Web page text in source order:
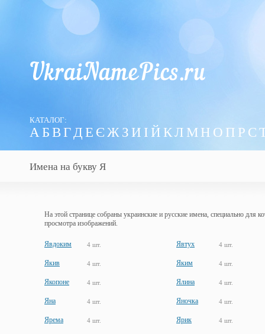
КАТАЛОГ:
АБ ВГД Е Є Ж З И І Й КЛ М Н О П Р С
Имена на букву Я
На этой странице собраны украинские и русские имена, специально
просмотра изображений.
Явдоким 4 шт. Явтух 4 шт.
Якив 4 шт. Яким 4 шт.
Якопоне 4 шт. Ялина 4 шт.
Яна 4 шт. Яночка 4 шт.
Ярема 4 шт. Ярик 4 шт.